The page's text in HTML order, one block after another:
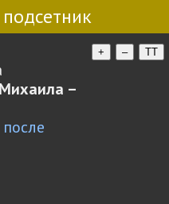
+ – TT
–